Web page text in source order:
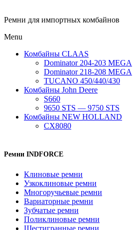
Ремни для импортных комбайнов
Menu
Комбайны CLAAS
Dominator 204-203 MEGA
Dominator 218-208 MEGA
TUCANO 450/440/430
Комбайны John Deere
S660
9650 STS — 9750 STS
Комбайны NEW HOLLAND
CX8080
Ремни INDFORCE
Клиновые ремни
Узкоклиновые ремни
Многоручьевые ремни
Вариаторные ремни
Зубчатые ремни
Поликлиновые ремни